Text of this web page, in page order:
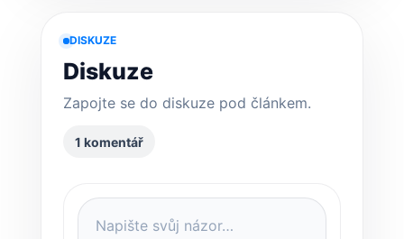
DISKUZE
Diskuze
Zapojte se do diskuze pod článkem.
1 komentář